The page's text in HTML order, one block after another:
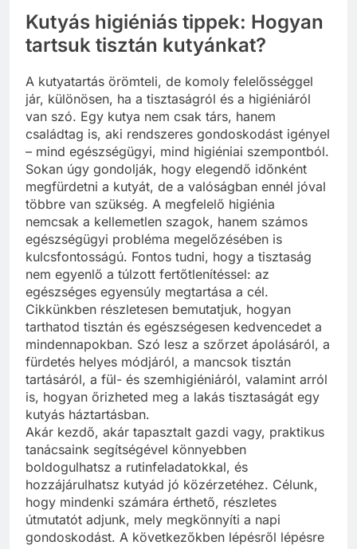
Kutyás higiéniás tippek: Hogyan
tartsuk tisztán kutyánkat?
A kutyatartás örömteli, de komoly felelősséggel
jár, különösen, ha a tisztaságról és a higiéniáról
van szó. Egy kutya nem csak társ, hanem
családtag is, aki rendszeres gondoskodást igényel
– mind egészségügyi, mind higiéniai szempontból.
Sokan úgy gondolják, hogy elegendő időnként
megfürdetni a kutyát, de a valóságban ennél jóval
többre van szükség. A megfelelő higiénia
nemcsak a kellemetlen szagok, hanem számos
egészségügyi probléma megelőzésében is
kulcsfontosságú. Fontos tudni, hogy a tisztaság
nem egyenlő a túlzott fertőtlenítéssel: az
egészséges egyensúly megtartása a cél.
Cikkünkben részletesen bemutatjuk, hogyan
tarthatod tisztán és egészségesen kedvencedet a
mindennapokban. Szó lesz a szőrzet ápolásáról, a
fürdetés helyes módjáról, a mancsok tisztán
tartásáról, a fül- és szemhigiéniáról, valamint arról
is, hogyan őrizheted meg a lakás tisztaságát egy
kutyás háztartásban.
Akár kezdő, akár tapasztalt gazdi vagy, praktikus
tanácsaink segítségével könnyebben
boldogulhatsz a rutinfeladatokkal, és
hozzájárulhatsz kutyád jó közérzetéhez. Célunk,
hogy mindenki számára érthető, részletes
útmutatót adjunk, mely megkönnyíti a napi
gondoskodást. A következőkben lépésről lépésre